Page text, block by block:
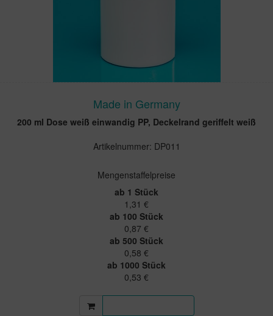
Made in Germany
200 ml Dose weiß einwandig PP, Deckelrand geriffelt weiß
Artikelnummer: DP011
Mengenstaffelpreise
ab 1 Stück
1,31 €
ab 100 Stück
0,87 €
ab 500 Stück
0,58 €
ab 1000 Stück
0,53 €